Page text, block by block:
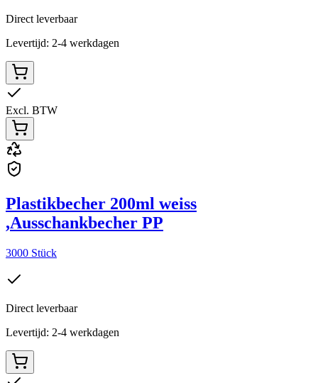
Direct leverbaar
Levertijd: 2-4 werkdagen
Excl. BTW
Plastikbecher 200ml weiss
,Ausschankbecher PP
3000 Stück
Direct leverbaar
Levertijd: 2-4 werkdagen